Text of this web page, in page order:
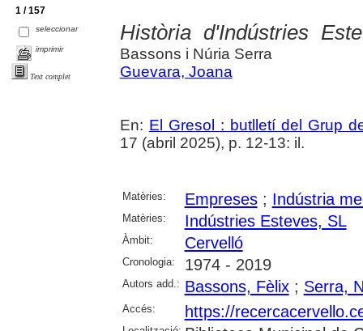
1 / 157
seleccionar
imprimir
Text complet
Història d'Indústries
Bassons i Núria Serra
Guevara, Joana
En: El Gresol : butlletí del Grup
17 (abril 2025), p. 12-13: il.
Matèries: Empreses; Indústria
Matèries: Indústries Esteves, SL
Àmbit: Cervelló
Cronologia: 1974 - 2019
Autors add.: Bassons, Fèlix; Serra,
Accés: https://